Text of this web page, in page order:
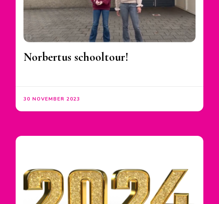
Norbertus schooltour!
30 NOVEMBER 2023